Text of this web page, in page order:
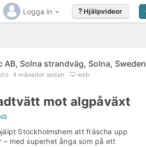
Logga in Hjälpvideor
AB, Solna strandväg, Solna, Sweden
4 månader sedan web
mot algpåväxt
Stockholmshem att fräscha upp
– med superhet ånga som på ett